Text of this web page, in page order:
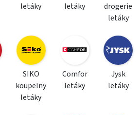
letáky
letáky
drogerie
letáky
SIKO
koupelny
letáky
Comfor
letáky
Jysk
letáky